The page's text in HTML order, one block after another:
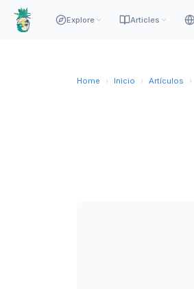
Explore Articles
Home › Inicio › Artículos ›